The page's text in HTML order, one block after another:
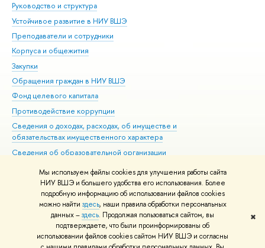
Мы используем файлы cookies для улучшения работы сайта
НИУ ВШЭ и большего удобства его использования. Более
подробную информацию об использовании файлов cookies
можно найти здесь, наши правила обработки персональных
данных –здесь. Продолжая пользоваться сайтом, вы
подтверждаете, что были проинформированы об
использовании файлов cookies сайтом НИУ ВШЭ и согласны
✖
Руководство и структура
Устойчивое развитие в НИУ ВШЭ
Преподаватели и сотрудники
Корпуса и общежития
Закупки
Обращения граждан в НИУ ВШЭ
Фонд целевого капитала
Противодействие коррупции
Сведения о доходах, расходах, об имуществе и
обязательствах имущественного характера
Сведения об образовательной организации
Людям с ограниченными возможностями здоровья
Единая платежная страница
Работа в Вышке
© НИУ ВШЭ 1993–2026 Адреса и контакты Условия использования